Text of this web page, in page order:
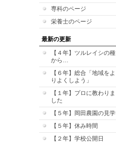
専科のページ
栄養士のページ
最新の更新
【４年】ツルレイシの種
から…
【６年】総合「地域をよ
りよくしよう」
【１年】プロに教わりま
した
【５年】岡田農園の見学
【５年】休み時間
【２年】学校公開日